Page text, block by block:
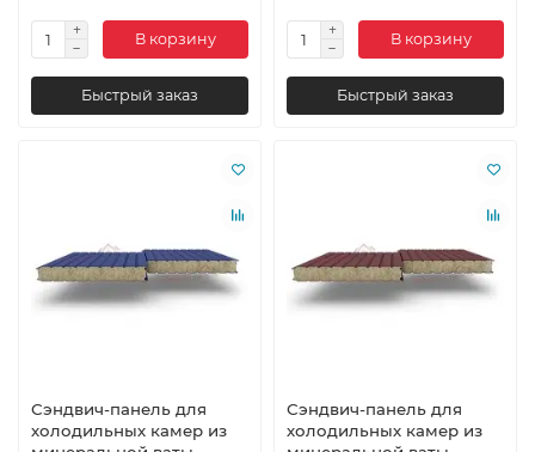
В корзину
Быстрый заказ
В корзину
Быстрый заказ
Сэндвич-панель для
холодильных камер из
Сэндвич-панель для
холодильных камер из